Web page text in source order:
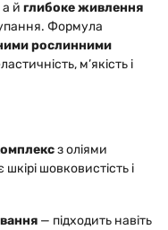
й глибоке живлення
Формула
рослинними
м’якість і
з оліями
шовковистість і
— підходить навіть